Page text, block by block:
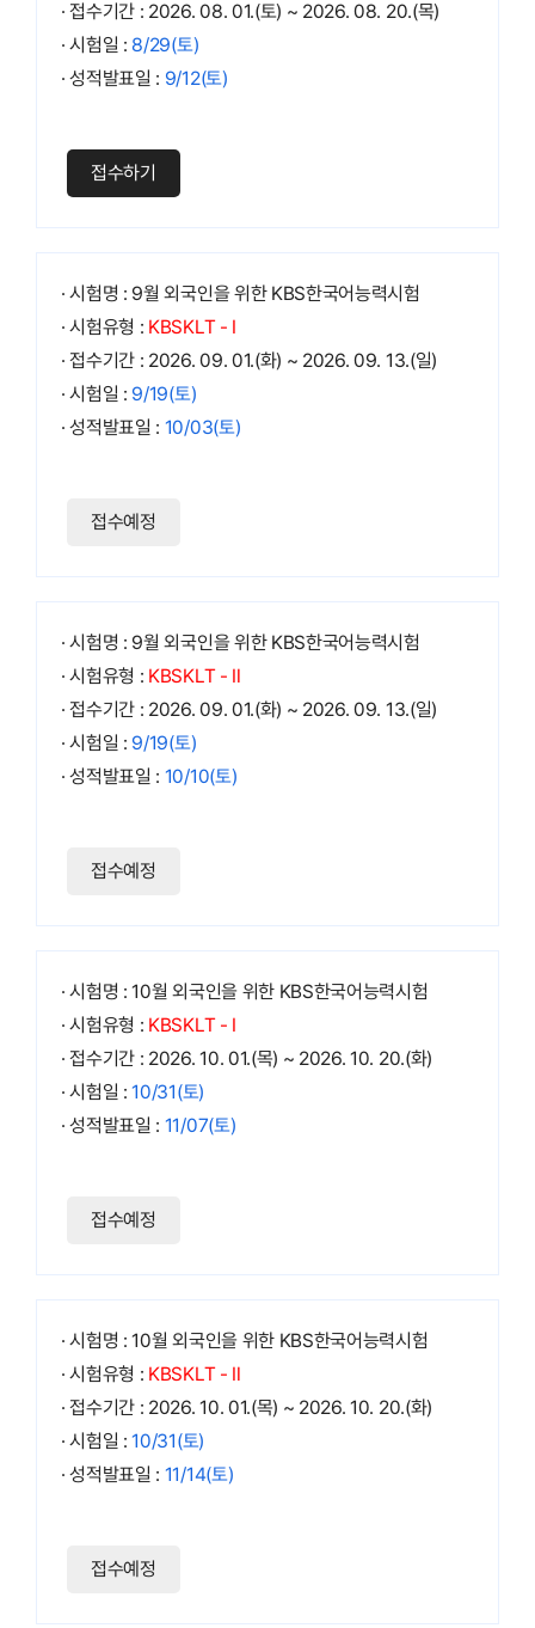
· 접수기간 : 2026. 08. 01.(토) ~ 2026. 08. 20.(목)
· 시험일 : 8/29(토)
· 성적발표일 : 9/12(토)
접수하기
· 시험명 : 9월 외국인을 위한 KBS한국어능력시험
· 시험유형 : KBSKLT - Ⅰ
· 접수기간 : 2026. 09. 01.(화) ~ 2026. 09. 13.(일)
· 시험일 : 9/19(토)
· 성적발표일 : 10/03(토)
접수예정
· 시험명 : 9월 외국인을 위한 KBS한국어능력시험
· 시험유형 : KBSKLT - Ⅱ
· 접수기간 : 2026. 09. 01.(화) ~ 2026. 09. 13.(일)
· 시험일 : 9/19(토)
· 성적발표일 : 10/10(토)
접수예정
· 시험명 : 10월 외국인을 위한 KBS한국어능력시험
· 시험유형 : KBSKLT - Ⅰ
· 접수기간 : 2026. 10. 01.(목) ~ 2026. 10. 20.(화)
· 시험일 :10/31(토)
· 성적발표일 : 11/07(토)
접수예정
· 시험명 : 10월 외국인을 위한 KBS한국어능력시험
· 시험유형 : KBSKLT - Ⅱ
· 접수기간 : 2026. 10. 01.(목) ~ 2026. 10. 20.(화)
· 시험일 :10/31(토)
· 성적발표일 : 11/14(토)
접수예정